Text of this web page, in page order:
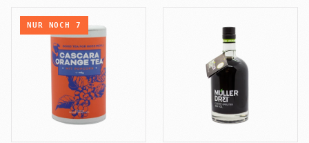
NUR NOCH 7